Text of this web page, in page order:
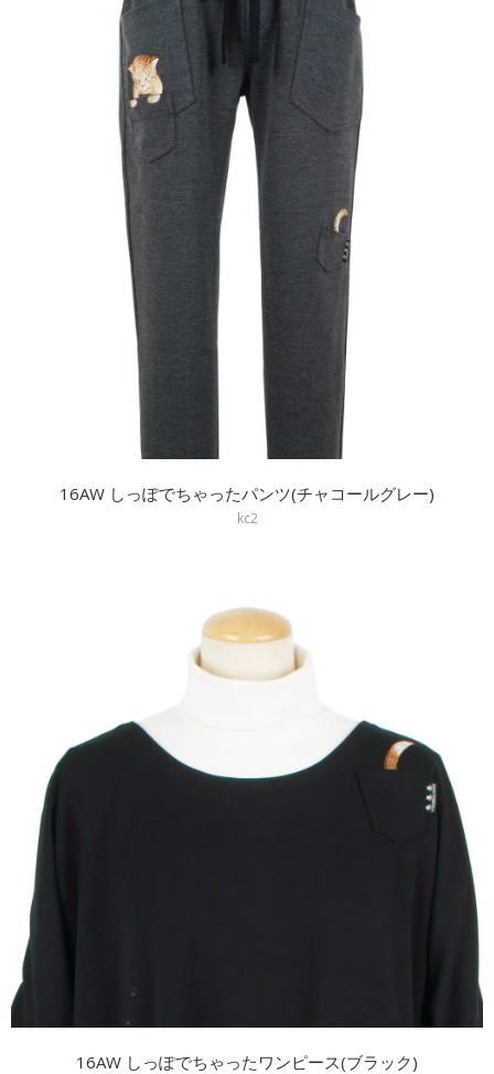
16AW しっぽでちゃったパンツ(チャコールグレー)
kc2
16AW しっぽでちゃったワンピース(ブラック)